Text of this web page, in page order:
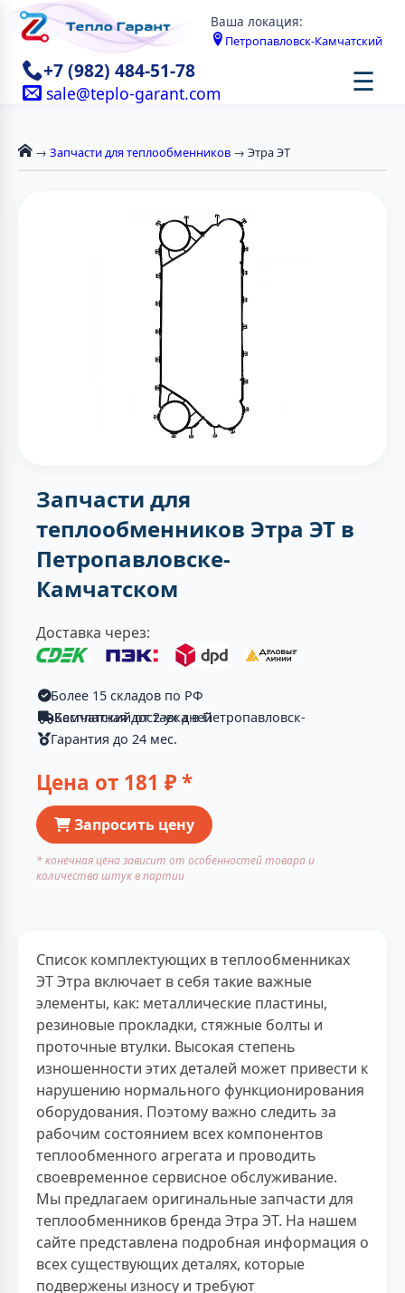
Ваша локация:
Петропавловск-Камчатский
+7 (982) 484-51-78
sale@teplo-garant.com ☰
→ Запчасти для теплообменников → Этра ЭТ
Запчасти для
теплообменников Этра ЭТ в
Петропавловске-
Камчатском
Доставка через:
Более 15 складов по РФ
Бесплатная доставка в Петропавловск-Камчатский от 2-ух дней
Гарантия до 24 мес.
Цена от 181 ₽ *
Запросить цену
* конечная цена зависит от особенностей товара и
количества штук в партии
Список комплектующих в теплообменниках
ЭТ Этра включает в себя такие важные
элементы, как: металлические пластины,
резиновые прокладки, стяжные болты и
проточные втулки. Высокая степень
изношенности этих деталей может привести к
нарушению нормального функционирования
оборудования. Поэтому важно следить за
рабочим состоянием всех компонентов
теплообменного агрегата и проводить
своевременное сервисное обслуживание.
Мы предлагаем оригинальные запчасти для
теплообменников бренда Этра ЭТ. На нашем
сайте представлена подробная информация о
всех существующих деталях, которые
подвержены износу и требуют